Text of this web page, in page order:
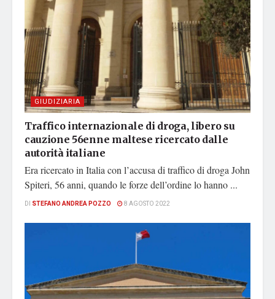
GIUDIZIARIA
Traffico internazionale di droga, libero su
cauzione 56enne maltese ricercato dalle
autorità italiane
Era ricercato in Italia con l’accusa di traffico di droga John
Spiteri, 56 anni, quando le forze dell’ordine lo hanno ...
DI STEFANO ANDREA POZZO 8 AGOSTO 2022